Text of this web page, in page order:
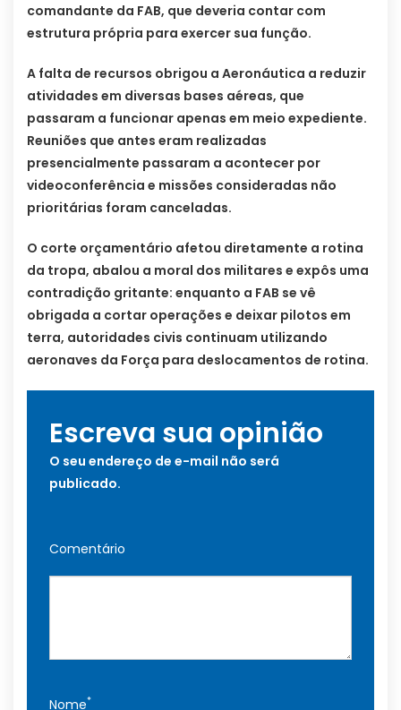
comandante da FAB, que deveria contar com
estrutura própria para exercer sua função.
A falta de recursos obrigou a Aeronáutica a reduzir
atividades em diversas bases aéreas, que
passaram a funcionar apenas em meio expediente.
Reuniões que antes eram realizadas
presencialmente passaram a acontecer por
videoconferência e missões consideradas não
prioritárias foram canceladas.
O corte orçamentário afetou diretamente a rotina
da tropa, abalou a moral dos militares e expôs uma
contradição gritante: enquanto a FAB se vê
obrigada a cortar operações e deixar pilotos em
terra, autoridades civis continuam utilizando
aeronaves da Força para deslocamentos de rotina.
Escreva sua opinião
O seu endereço de e-mail não será
publicado.
Comentário
Nome*